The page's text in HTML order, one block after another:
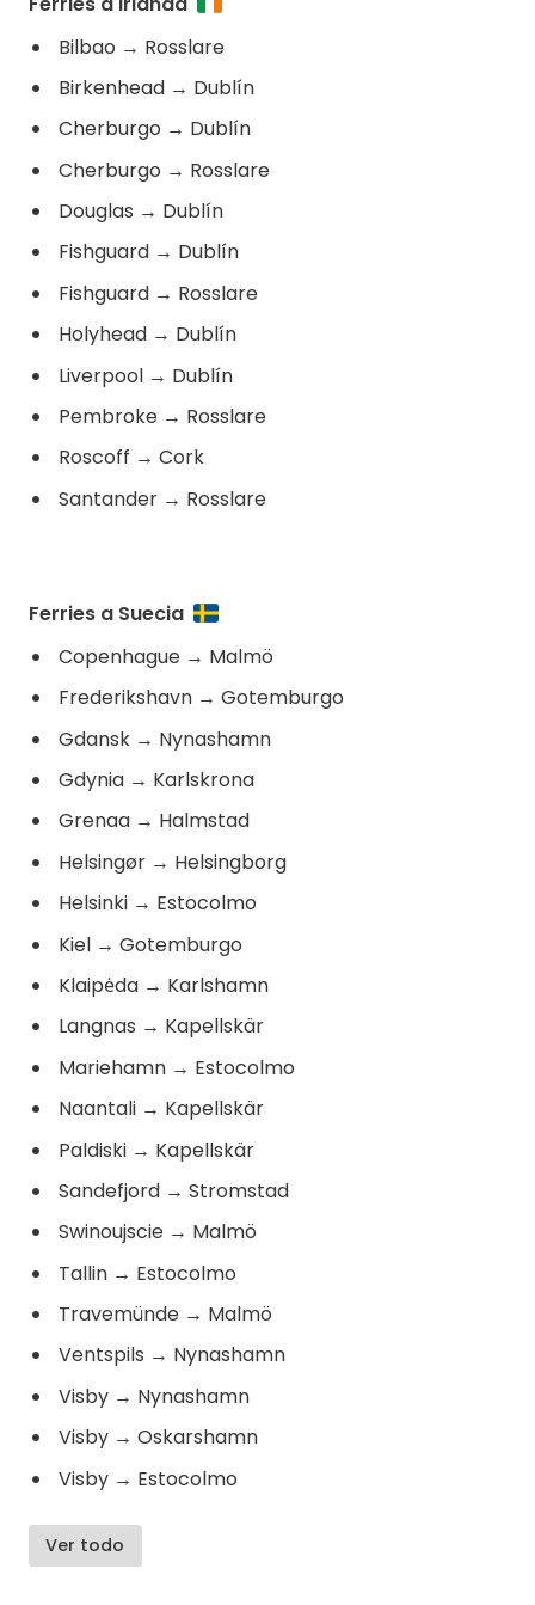
Bilbao → Rosslare
Birkenhead → Dublín
Cherburgo → Dublín
Cherburgo → Rosslare
Douglas → Dublín
Fishguard → Dublín
Fishguard → Rosslare
Holyhead → Dublín
Liverpool → Dublín
Pembroke → Rosslare
Roscoff → Cork
Santander → Rosslare
Ferries a Suecia
Copenhague → Malmö
Frederikshavn → Gotemburgo
Gdansk → Nynashamn
Gdynia → Karlskrona
Grenaa → Halmstad
Helsingør → Helsingborg
Helsinki → Estocolmo
Kiel → Gotemburgo
Klaipėda → Karlshamn
Langnas → Kapellskär
Mariehamn → Estocolmo
Naantali → Kapellskär
Paldiski → Kapellskär
Sandefjord → Stromstad
Swinoujscie → Malmö
Tallin → Estocolmo
Travemünde → Malmö
Ventspils → Nynashamn
Visby → Nynashamn
Visby → Oskarshamn
Visby → Estocolmo
Ver todo